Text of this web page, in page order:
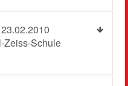
Zeiss-Schule